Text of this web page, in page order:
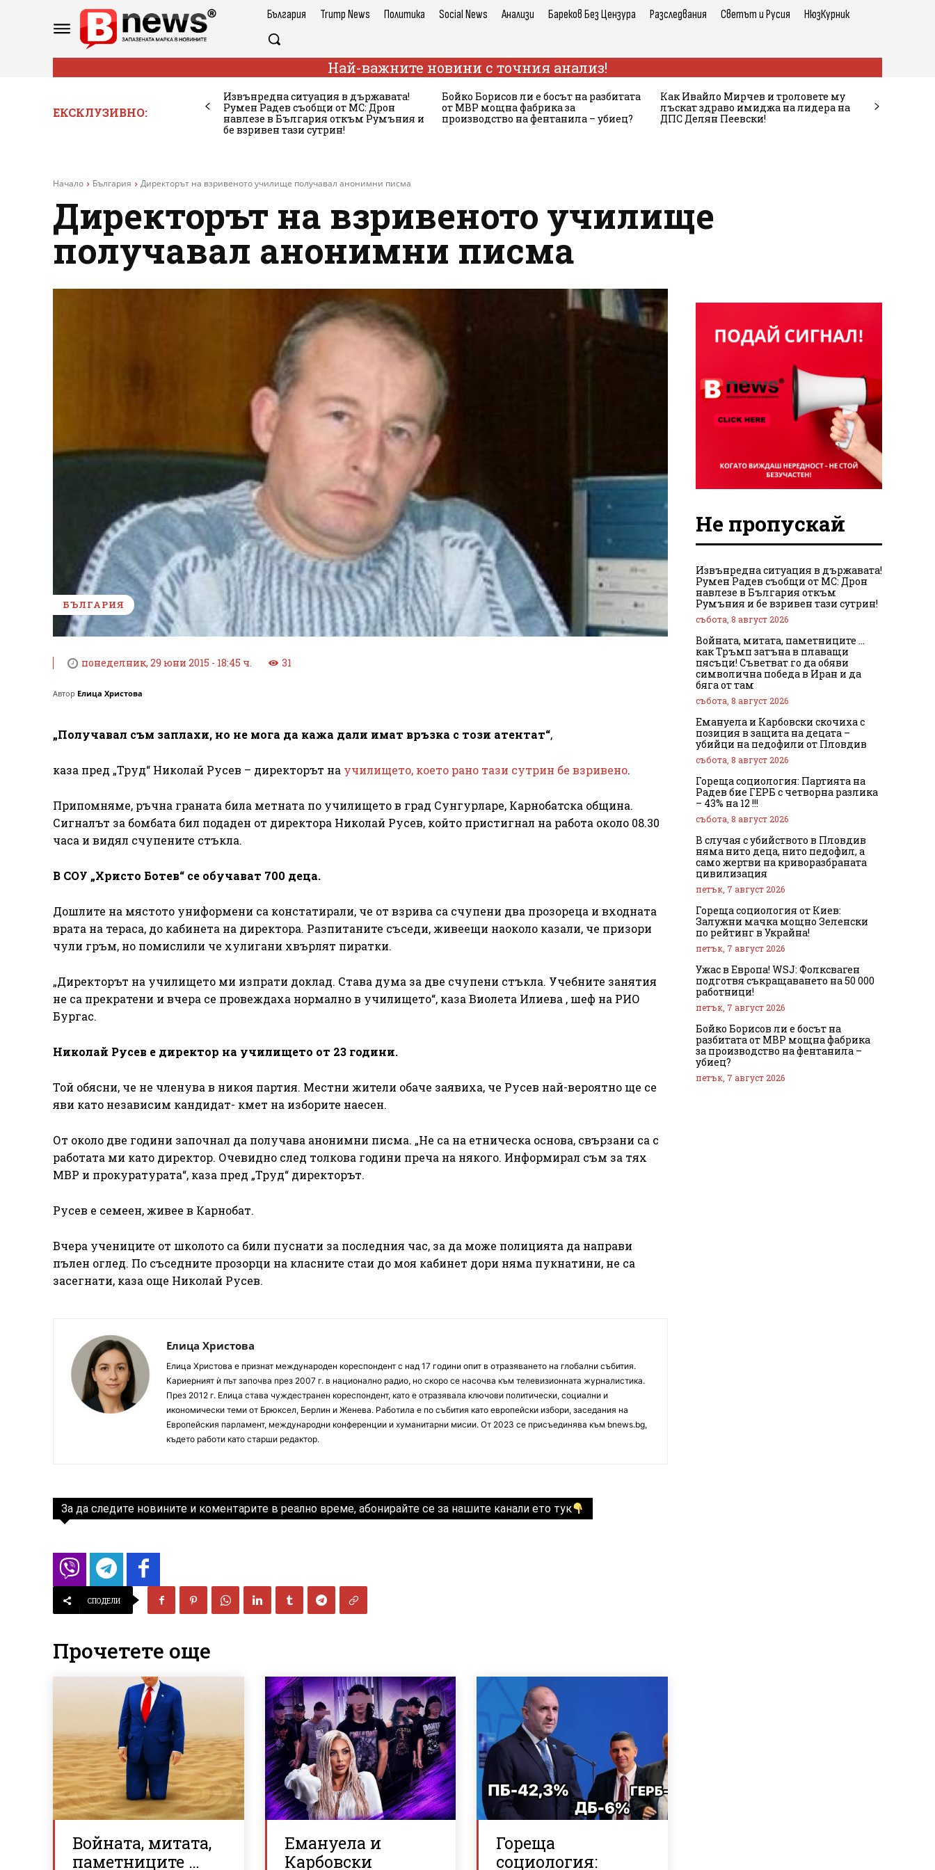
България Trump News Политика Social News Анализи Бареков Без Цензура Разследвания Светът и Русия НюзКурник
Най-важните новини с точния анализ!
ЕКСКЛУЗИВНО:
Извънредна ситуация в държавата!
Румен Радев съобщи от МС: Дрон
навлезе в България откъм Румъния и
бе взривен тази сутрин!
Бойко Борисов ли е босът на разбитата
от МВР мощна фабрика за
производство на фентанила – убиец?
Как Ивайло Мирчев и троловете му
лъскат здраво имиджа на лидера на
ДПС Делян Пеевски!
Начало България Директорът на взривеното училище получавал анонимни писма
Директорът на взривеното училище
получавал анонимни писма
БЪЛГАРИЯ
понеделник, 29 юни 2015 - 18:45 ч. 31
Автор Елица Христова
„Получавал съм заплахи, но не мога да кажа дали имат връзка с този атентат“,
каза пред „Труд“ Николай Русев – директорът на училището, което рано тази сутрин бе взривено.
Припомняме, ръчна граната била метната по училището в град Сунгурларе, Карнобатска община.
Сигналът за бомбата бил подаден от директора Николай Русев, който пристигнал на работа около 08.30
часа и видял счупените стъкла.
В СОУ „Христо Ботев“ се обучават 700 деца.
Дошлите на мястото униформени са констатирали, че от взрива са счупени два прозореца и входната
врата на тераса, до кабинета на директора. Разпитаните съседи, живеещи наоколо казали, че призори
чули гръм, но помислили че хулигани хвърлят пиратки.
„Директорът на училището ми изпрати доклад. Става дума за две счупени стъкла. Учебните занятия
не са прекратени и вчера се провеждаха нормално в училището“, каза Виолета Илиева , шеф на РИО
Бургас.
Николай Русев е директор на училището от 23 години.
Той обясни, че не членува в никоя партия. Местни жители обаче заявиха, че Русев най-вероятно ще се
яви като независим кандидат- кмет на изборите наесен.
От около две години започнал да получава анонимни писма. „Не са на етническа основа, свързани са с
работата ми като директор. Очевидно след толкова години преча на някого. Информирал съм за тях
МВР и прокуратурата“, каза пред „Труд“ директорът.
Русев е семеен, живее в Карнобат.
Вчера учениците от школото са били пуснати за последния час, за да може полицията да направи
пълен оглед. По съседните прозорци на класните стаи до моя кабинет дори няма пукнатини, не са
засегнати, каза още Николай Русев.
Елица Христова
Елица Христова е признат международен кореспондент с над 17 години опит в отразяването на глобални събития.
Кариерният ѝ път започва през 2007 г. в национално радио, но скоро се насочва към телевизионната журналистика.
През 2012 г. Елица става чуждестранен кореспондент, като е отразявала ключови политически, социални и
икономически теми от Брюксел, Берлин и Женева. Работила е по събития като европейски избори, заседания на
Европейския парламент, международни конференции и хуманитарни мисии. От 2023 се присъединява към bnews.bg,
където работи като старши редактор.
За да следите новините и коментарите в реално време, абонирайте се за нашите канали ето тук
СПОДЕЛИ
Прочетете още
Войната, митата,
паметниците …
Емануела и
Карбовски
Гореща
социология:
Не пропускай
Извънредна ситуация в държавата!
Румен Радев съобщи от МС: Дрон
навлезе в България откъм
Румъния и бе взривен тази сутрин!
събота, 8 август 2026
Войната, митата, паметниците …
как Тръмп затъна в плаващи
пясъци! Съветват го да обяви
символична победа в Иран и да
бяга от там
събота, 8 август 2026
Емануела и Карбовски скочиха с
позиция в защита на децата –
убийци на педофили от Пловдив
събота, 8 август 2026
Гореща социология: Партията на
Радев бие ГЕРБ с четворна разлика
– 43% на 12 !!!
събота, 8 август 2026
В случая с убийството в Пловдив
няма нито деца, нито педофил, а
само жертви на криворазбраната
цивилизация
петък, 7 август 2026
Гореща социология от Киев:
Залужни мачка мощно Зеленски
по рейтинг в Украйна!
петък, 7 август 2026
Ужас в Европа! WSJ: Фолксваген
подготвя съкращаването на 50 000
работници!
петък, 7 август 2026
Бойко Борисов ли е босът на
разбитата от МВР мощна фабрика
за производство на фентанила –
убиец?
петък, 7 август 2026